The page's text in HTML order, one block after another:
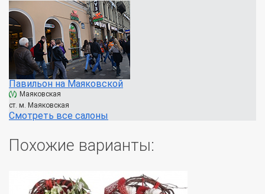
Павильон на Маяковской
Маяковская
ст. м. Маяковская
Смотреть все салоны
Похожие варианты: